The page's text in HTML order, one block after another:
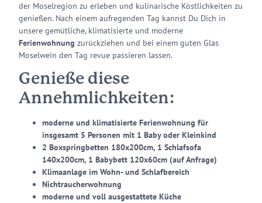
der Moselregion zu erleben und kulinarische Köstlichkeiten zu
genießen. Nach einem aufregenden Tag kannst Du Dich in
unsere gemütliche, klimatisierte und moderne
Ferienwohnung zurückziehen und bei einem guten Glas
Moselwein den Tag revue passieren lassen.
Genieße diese
Annehmlichkeiten:
moderne und klimatisierte Ferienwohnung für
insgesamt 5 Personen mit 1 Baby oder Kleinkind
2 Boxspringbetten 180x200cm, 1 Schlafsofa
140x200cm, 1 Babybett 120x60cm (auf Anfrage)
Klimaanlage im Wohn- und Schlafbereich
Nichtraucherwohnung
moderne und voll ausgestattete Küche